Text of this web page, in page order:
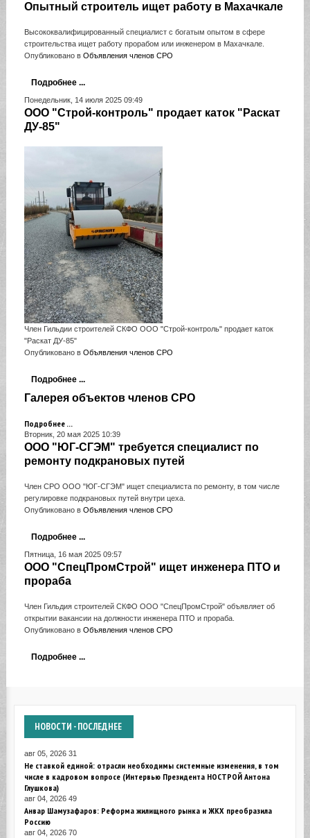
Опытный строитель ищет работу в Махачкале
Высококвалифицированный специалист с богатым опытом в сфере
строительства ищет работу прорабом или инженером в Махачкале.
Опубликовано в Объявления членов СРО
Подробнее ...
Понедельник, 14 июля 2025 09:49
ООО "Строй-контроль" продает каток "Раскат
ДУ-85"
Член Гильдии строителей СКФО ООО "Строй-контроль" продает каток
"Раскат ДУ-85"
Опубликовано в Объявления членов СРО
Подробнее ...
Галерея объектов членов СРО
Подробнее ...
Вторник, 20 мая 2025 10:39
ООО "ЮГ-СГЭМ" требуется специалист по
ремонту подкрановых путей
Член СРО ООО "ЮГ-СГЭМ" ищет специалиста по ремонту, в том числе
регулировке подкрановых путей внутри цеха.
Опубликовано в Объявления членов СРО
Подробнее ...
Пятница, 16 мая 2025 09:57
ООО "СпецПромСтрой" ищет инженера ПТО и
прораба
Член Гильдия строителей СКФО ООО "СпецПромСтрой" объявляет об
открытии вакансии на должности инженера ПТО и прораба.
Опубликовано в Объявления членов СРО
Подробнее ...
НОВОСТИ - ПОСЛЕДНЕЕ
авг 05, 2026 31
Не ставкой единой: отрасли необходимы системные изменения, в том
числе в кадровом вопросе (Интервью Президента НОСТРОЙ Антона
Глушкова)
авг 04, 2026 49
Анвар Шамузафаров: Реформа жилищного рынка и ЖКХ преобразила
Россию
авг 04, 2026 70